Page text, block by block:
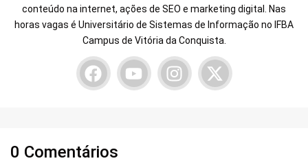
conteúdo na internet, ações de SEO e marketing digital. Nas
horas vagas é Universitário de Sistemas de Informação no IFBA
Campus de Vitória da Conquista.
0 Comentários